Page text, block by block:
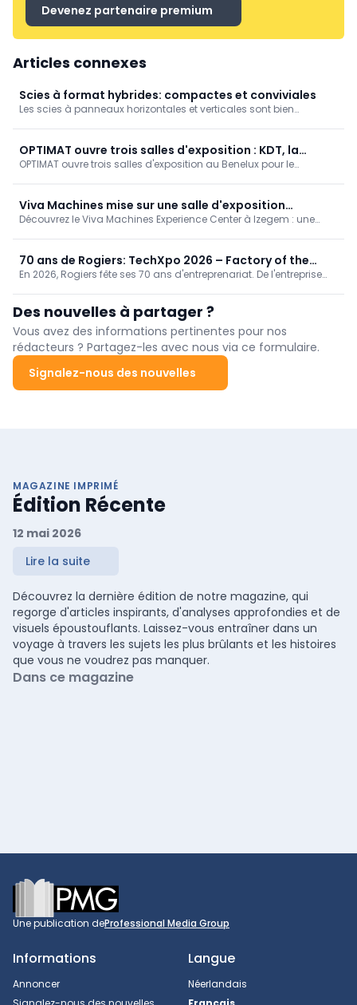
Devenez partenaire premium
Articles connexes
Scies à format hybrides: compactes et conviviales
Les scies à panneaux horizontales et verticales sont bien
se passe-t-il quand...
OPTIMAT ouvre trois salles d'exposition : KDT, la
première pour le Benelux
OPTIMAT ouvre trois salles d'exposition au Benelux pour le
juin) et Etten-Leur (25-27 juin), avec des démonstrations en direct
et une assistance locale.
Viva Machines mise sur une salle d'exposition
spacieuse et sur son expertise
Découvrez le Viva Machines Experience Center à Izegem : une
conseils sur mesure et service rapide toute l'année.
70 ans de Rogiers: TechXpo 2026 – Factory of the
Future
En 2026, Rogiers fête ses 70 ans d'entreprenariat. De l'entreprise
de vision, d'audace et de pionnier. Et en tant que troisième
génération, nous investissons de manière ciblée dans l'industrie
de transformation du bois massif et des panneaux, en
collaboration avec des partenaires solides et exclusifs.
Des nouvelles à partager ?
Vous avez des informations pertinentes pour nos
rédacteurs ? Partagez-les avec nous via ce formulaire.
Signalez-nous des nouvelles
MAGAZINE IMPRIMÉ
Édition Récente
12 mai 2026
Lire la suite
Découvrez la dernière édition de notre magazine, qui
regorge d'articles inspirants, d'analyses approfondies et de
visuels époustouflants. Laissez-vous entraîner dans un
voyage à travers les sujets les plus brûlants et les histoires
que vous ne voudrez pas manquer.
Dans ce magazine
Footer
Une publication deProfessional Media Group
Informations
Annoncer
Langue
Néerlandais